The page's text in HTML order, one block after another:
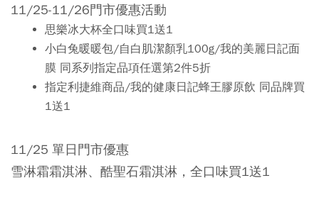
11/25-11/26門市優惠活動
思樂冰大杯全口味買1送1
小白兔暖暖包/自白肌潔顏乳100g/我的美麗日記面
膜 同系列指定品項任選第2件5折
指定利捷維商品/我的健康日記蜂王膠原飲 同品牌買
1送1
11/25 單日門市優惠
雪淋霜霜淇淋、酷聖石霜淇淋，全口味買1送1